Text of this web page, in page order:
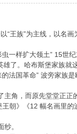
“王族”为主线，以名
样扩大领土” 15世
了。哈布斯堡家族就
法国革命” 波旁家族
角，而原先堂堂正正
朝》《12 幅名画里的
。